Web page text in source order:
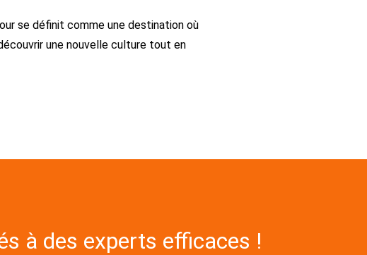
se définit comme une destination où
une nouvelle culture tout en
à des experts efficaces !